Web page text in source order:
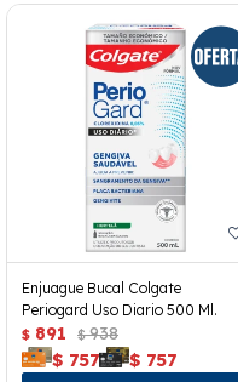
Enjuague Bucal Colgate
Periogard Uso Diario 500 Ml.
$ 891 $ 938
$ 757 $ 757